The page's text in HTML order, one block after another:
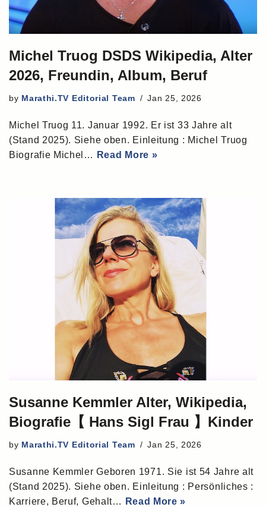
Michel Truog DSDS Wikipedia, Alter
2026, Freundin, Album, Beruf
by Marathi.TV Editorial Team Jan 25, 2026
Michel Truog 11. Januar 1992. Er ist 33 Jahre alt
(Stand 2025). Siehe oben. Einleitung : Michel Truog
Biografie Michel…
Read More »
Susanne Kemmler Alter, Wikipedia,
Biografie【 Hans Sigl Frau 】Kinder
by Marathi.TV Editorial Team Jan 25, 2026
Susanne Kemmler Geboren 1971. Sie ist 54 Jahre alt
(Stand 2025). Siehe oben. Einleitung : Persönliches :
Karriere, Beruf, Gehalt…
Read More »